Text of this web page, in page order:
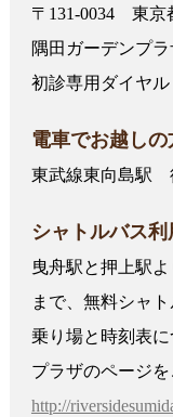
〒131-0034 東京
隅田ガーデンプラ
初診専用ダイヤル
電車でお越しの
東武線東向島駅
シャトルバス利
曳舟駅と押上駅
まで、無料シャ
乗り場と時刻表
プラザのページを
http://